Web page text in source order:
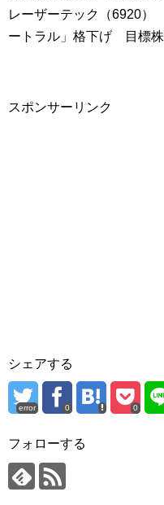
レーザーテック（6920
ートラル」格下げ 目標
スポンサーリンク
シェアする
error 0 0
フォローする